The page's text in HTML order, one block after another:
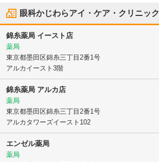
眼科かじわらアイ・ケア・クリニック
錦糸薬局 イースト店
薬局
東京都墨田区錦糸三丁目2番1号
アルカイースト3階
錦糸薬局 アルカ店
薬局
東京都墨田区錦糸三丁目2番1号
アルカタワーズイースト102
エンゼル薬局
薬局